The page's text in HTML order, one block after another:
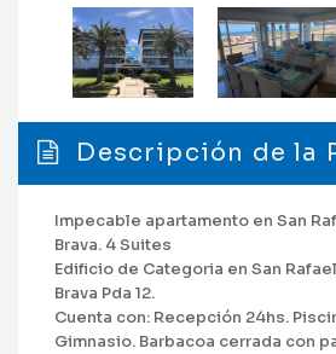
Descripción de la
Impecable apartamento en San
Brava. 4 Suites
Edificio de Categoria en San
Brava Pda 12.
Cuenta con: Recepción 24hs.
Gimnasio. Barbacoa cerrada con